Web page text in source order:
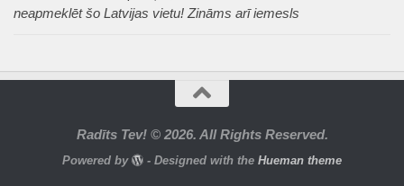
neapmeklēt šo Latvijas vietu! Zināms arī iemesls
Radīts Tev! © 2026. All Rights Reserved.
Powered by - Designed with theHueman theme